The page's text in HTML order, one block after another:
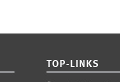
TOP-LINKS